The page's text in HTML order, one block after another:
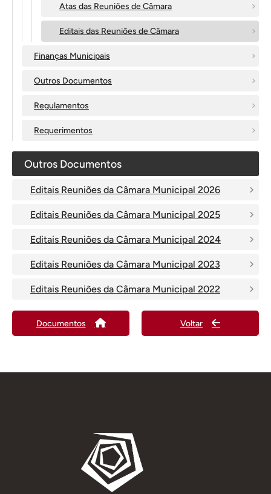
Atas das Reuniões de Câmara
Editais das Reuniões de Câmara
Finanças Municipais
Outros Documentos
Regulamentos
Requerimentos
Outros Documentos
Editais Reuniões da Câmara Municipal 2026
Editais Reuniões da Câmara Municipal 2025
Editais Reuniões da Câmara Municipal 2024
Editais Reuniões da Câmara Municipal 2023
Editais Reuniões da Câmara Municipal 2022
Documentos Voltar